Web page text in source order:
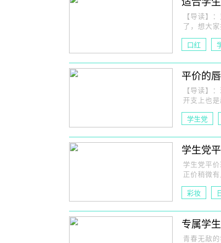
【导读】
了，想大
口红
平价的
【导读】
开支上也
学生党
学生党
学生党平
正价稍微
彩妆
专属学
青春无敌